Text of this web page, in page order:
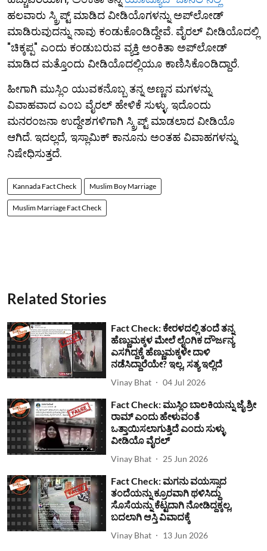
ಹಲವಾರು ಸ್ಕ್ರಿಪ್ಟ್ ಮಾಡಿದ ವೀಡಿಯೊಗಳನ್ನು ಅಪ್‌ಲೋಡ್
ಮಾಡಿರುವುದನ್ನು ನಾವು ಕಂಡುಕೊಂಡಿದ್ದೇವೆ. ವೈರಲ್ ವೀಡಿಯೊದಲ್ಲಿ
"ಚಿಕ್ಕಪ್ಪ" ಎಂದು ಕಂಡುಬರುವ ವ್ಯಕ್ತಿ ಅಂಕಿತಾ ಅಪ್‌ಲೋಡ್
ಮಾಡಿದ ಮತ್ತೊಂದು ವೀಡಿಯೊದಲ್ಲಿಯೂ ಕಾಣಿಸಿಕೊಂಡಿದ್ದಾರೆ.
ಹೀಗಾಗಿ ಮುಸ್ಲಿಂ ಯುವಕನೊಬ್ಬ ತನ್ನ ಅಣ್ಣನ ಮಗಳನ್ನು
ವಿವಾಹವಾದ ಎಂಬ ವೈರಲ್ ಹೇಳಿಕೆ ಸುಳ್ಳು. ಇದೊಂದು
ಮನರಂಜನಾ ಉದ್ದೇಶಗಳಿಗಾಗಿ ಸ್ಕ್ರಿಪ್ಟ್ ಮಾಡಲಾದ ವೀಡಿಯೊ
ಆಗಿದೆ. ಇದಲ್ಲದೆ, ಇಸ್ಲಾಮಿಕ್ ಕಾನೂನು ಅಂತಹ ವಿವಾಹಗಳನ್ನು
ನಿಷೇಧಿಸುತ್ತದೆ.
Kannada Fact Check Muslim Boy Marriage
Muslim Marriage Fact Check
Related Stories
Fact Check: ಕೇರಳದಲ್ಲಿ ತಂದೆ ತನ್ನ
ಹೆಣ್ಣುಮಕ್ಕಳ ಮೇಲೆ ಲೈಂಗಿಕ ದೌರ್ಜನ್ಯ
ಎಸಗಿದ್ದಕ್ಕೆ ಹೆಣ್ಣುಮಕ್ಕಳೇ ದಾಳಿ
ನಡೆಸಿದ್ದಾರೆಯೇ? ಇಲ್ಲ, ಸತ್ಯ ಇಲ್ಲಿದೆ
Vinay Bhat 04 Jul 2026
Fact Check: ಮುಸ್ಲಿಂ ಬಾಲಕಿಯನ್ನು ಜೈ ಶ್ರೀ
ರಾಮ್ ಎಂದು ಹೇಳುವಂತೆ
ಒತ್ತಾಯಿಸಲಾಗುತ್ತಿದೆ ಎಂದು ಸುಳ್ಳು
ವೀಡಿಯೊ ವೈರಲ್
Vinay Bhat 25 Jun 2026
Fact Check: ಮಗನು ವಯಸ್ಸಾದ
ತಂದೆಯನ್ನು ಕ್ರೂರವಾಗಿ ಥಳಿಸಿದ್ದು
ಸೊಸೆಯನ್ನು ಕೆಟ್ಟದಾಗಿ ನೋಡಿದ್ದಕ್ಕಲ್ಲ,
ಬದಲಾಗಿ ಆಸ್ತಿ ವಿವಾದಕ್ಕೆ
Vinay Bhat 13 Jun 2026